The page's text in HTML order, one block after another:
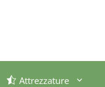
Attrezzature